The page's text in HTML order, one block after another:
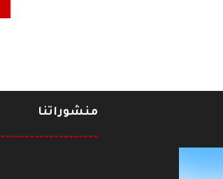
منشوراتنا
--------------------